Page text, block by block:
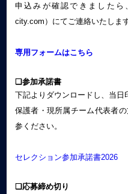
申込みが確認できましたら
city.com）にてご連絡いたします
専用フォームはこちら
❏参加承諾書
下記よりダウンロードし、当日
保護者・現所属チーム代表者
参ください。
セレクション参加承諾書2026
❏応募締め切り